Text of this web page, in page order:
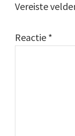
Vereiste
Reactie *